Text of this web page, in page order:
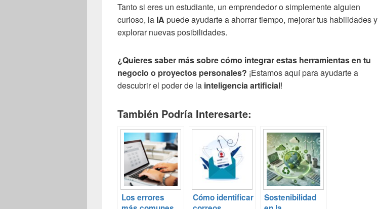
Tanto si eres un estudiante, un emprendedor o simplemente alguien
curioso, la IA puede ayudarte a ahorrar tiempo, mejorar tus habilidades y
explorar nuevas posibilidades.
¿Quieres saber más sobre cómo integrar estas herramientas en tu
negocio o proyectos personales? ¡Estamos aquí para ayudarte a
descubrir el poder de la inteligencia artificial!
También Podría Interesarte:
Los errores
Cómo identificar
Sostenibilidad